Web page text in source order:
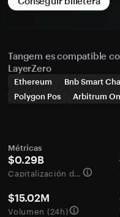
Tangem es compatible
LayerZero
Ethereum Bnb Smart
Polygon Pos
Arbitrum
Métricas
$0.29B
Capitalización de mercado
$15.02M
Volumen (24h)